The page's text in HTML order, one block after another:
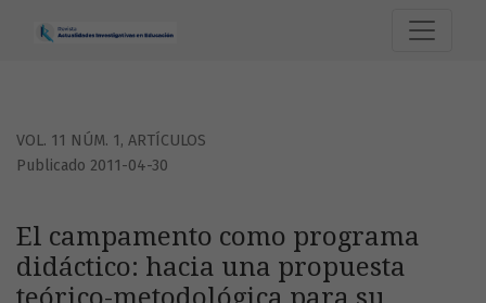
VOL. 11 NÚM. 1, ARTÍCULOS
El campamento como programa
didáctico: hacia una propuesta
Publicado 2011-04-30